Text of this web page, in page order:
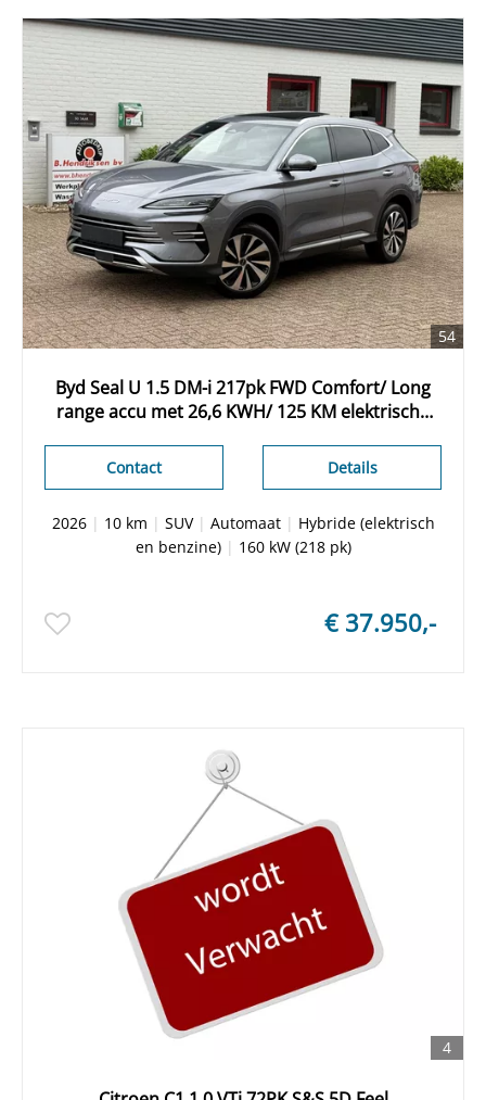
54
Byd Seal U 1.5 DM-i 217pk FWD Comfort/ Long
range accu met 26,6 KWH/ 125 KM elektrische
Carplay/ Nieuwe voorraad auto
Details
Contact
2026| 10 km | SUV| Automaat| Hybride (elektrisch
en benzine)| 160 kW (218 pk)
€ 37.950,-
4